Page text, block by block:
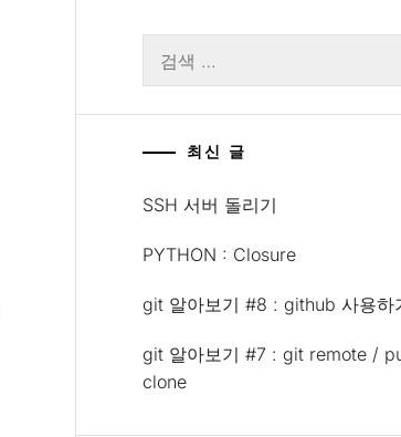
색:
최신 글
SSH 서버 돌리기
PYTHON : Closure
git 알아보기 #8 : github 사용하
git 알아보기 #7 : git remote /
clone